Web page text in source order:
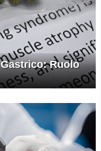
Ruolo